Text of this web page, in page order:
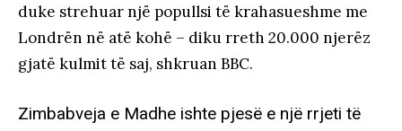
duke strehuar një popullsi të krahasueshme me
Londrën në atë kohë – diku rreth 20.000 njerëz
gjatë kulmit të saj, shkruan BBC.
Zimbabveja e Madhe ishte pjesë e një rrjeti të